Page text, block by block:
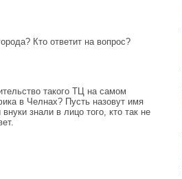
Кто ответит на вопрос?
такого ТЦ на самом
в Челнах? Пусть назовут имя
знали в лицо того, кто так не